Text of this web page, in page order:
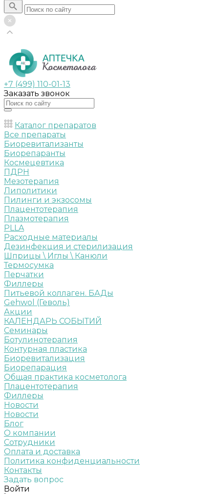
+7 (499) 110-01-13
Заказать звонок
Каталог препаратов
Все препараты
Биоревитализанты
Биорепаранты
Космецевтика
ПДРН
Мезотерапия
Липолитики
Пилинги и экзосомы
Плацентотерапия
Плазмотерапия
PLLA
Расходные материалы
Дезинфекция и стерилизация
Шприцы \ Иглы \ Канюли
Термосумка
Перчатки
Филлеры
Питьевой коллаген. БАДы
Gehwol (Геволь)
Акции
КАЛЕНДАРЬ СОБЫТИЙ
Семинары
Ботулинотерапия
Контурная пластика
Биоревитализация
Биорепарация
Общая практика косметолога
Плацентотерапия
Филлеры
Новости
Новости
Блог
О компании
Сотрудники
Оплата и доставка
Политика конфиденциальности
Контакты
Задать вопрос
Войти